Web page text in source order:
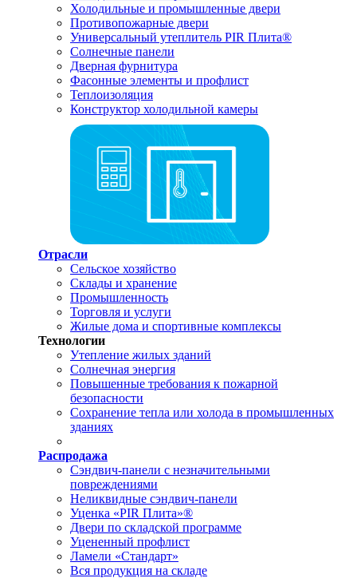
Холодильные и промышленные двери
Противопожарные двери
Универсальный утеплитель PIR Плита®
Солнечные панели
Дверная фурнитура
Фасонные элементы и профлист
Теплоизоляция
Конструктор холодильной камеры
Отрасли
Сельское хозяйство
Склады и хранение
Промышленность
Торговля и услуги
Жилые дома и спортивные комплексы
Технологии
Утепление жилых зданий
Солнечная энергия
Повышенные требования к пожарной
безопасности
Сохранение тепла или холода в промышленных
зданиях
Распродажа
Сэндвич-панели с незначительными
повреждениями
Неликвидные сэндвич-панели
Уценка «PIR Плита»®
Двери по складской программе
Уцененный профлист
Ламели «Стандарт»
Вся продукция на складе